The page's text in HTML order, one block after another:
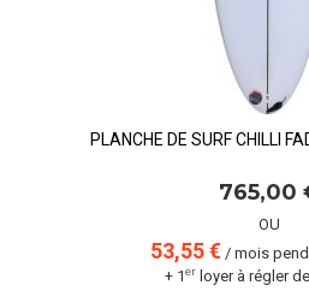
PLANCHE DE SURF CHILLI
765,00
OU
53,55 €/ mois
+ 1er loyer à régler de